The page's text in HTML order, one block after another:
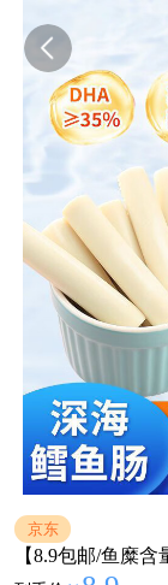
京东
【8.9包邮/鱼糜